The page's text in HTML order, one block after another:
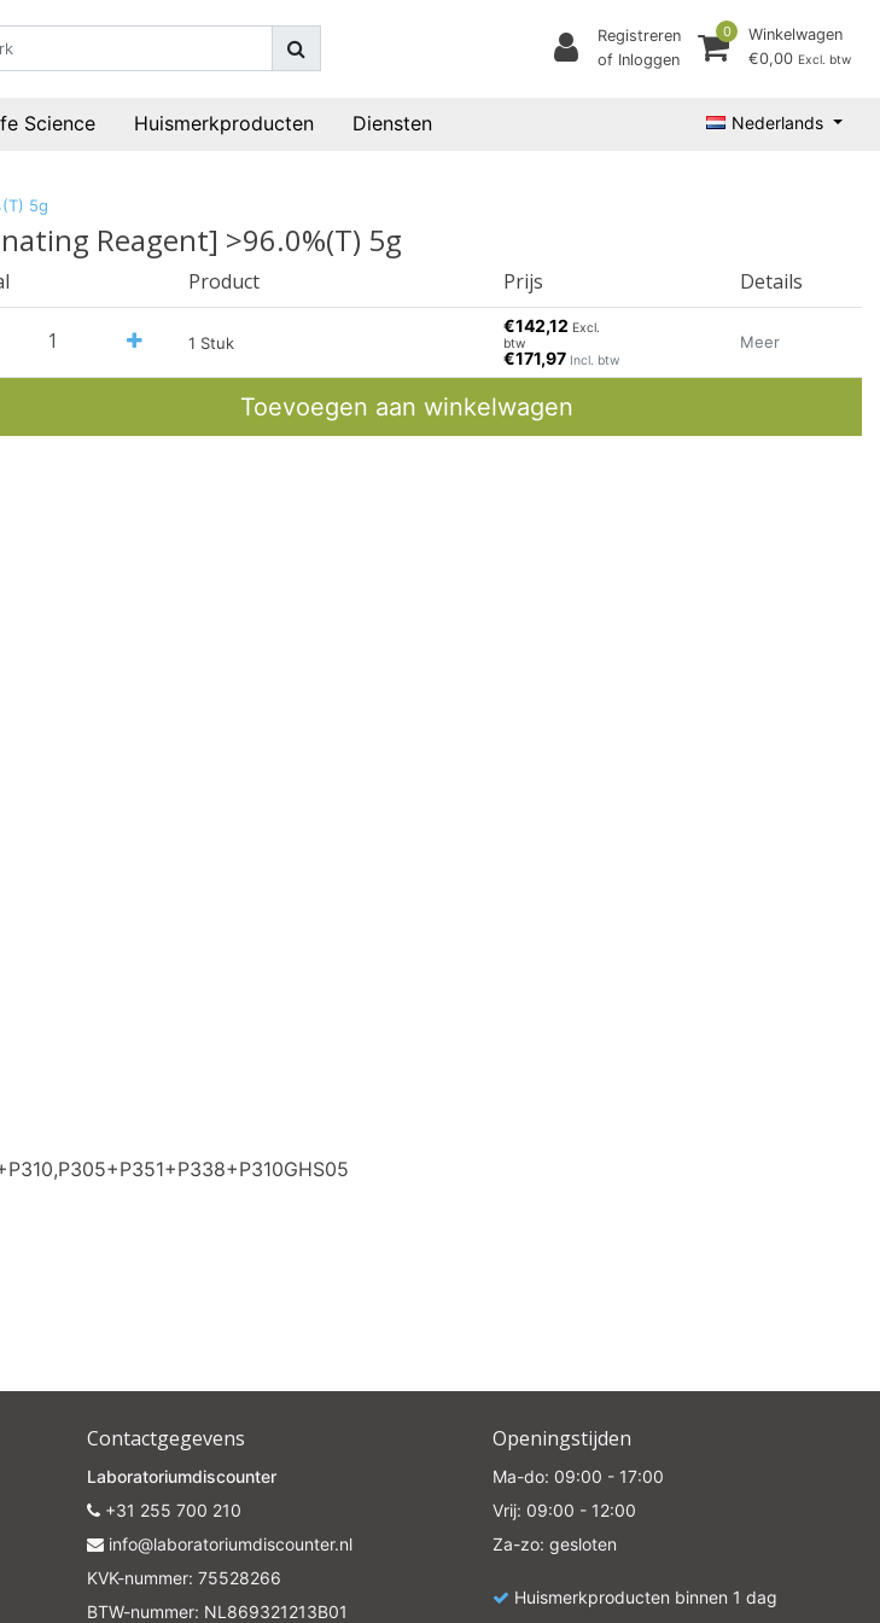
Registreren
of Inloggen
0
Winkelwagen
€0,00 Excl. btw
Science Huismerkproducten Diensten Nederlands
5g
Reagent] >96.0%(T) 5g
Product Prijs Details
1 Stuk
€142,12 Excl.
btw
€171,97 Incl. btw
Meer
Toevoegen aan winkelwagen
Contactgegevens
Laboratoriumdiscounter
+31 255 700 210
info@laboratoriumdiscounter.nl
KVK-nummer: 75528266
BTW-nummer: NL869321213B01
Openingstijden
Ma-do: 09:00 - 17:00
Vrij: 09:00 - 12:00
Za-zo: gesloten
Huismerkproducten binnen 1 dag